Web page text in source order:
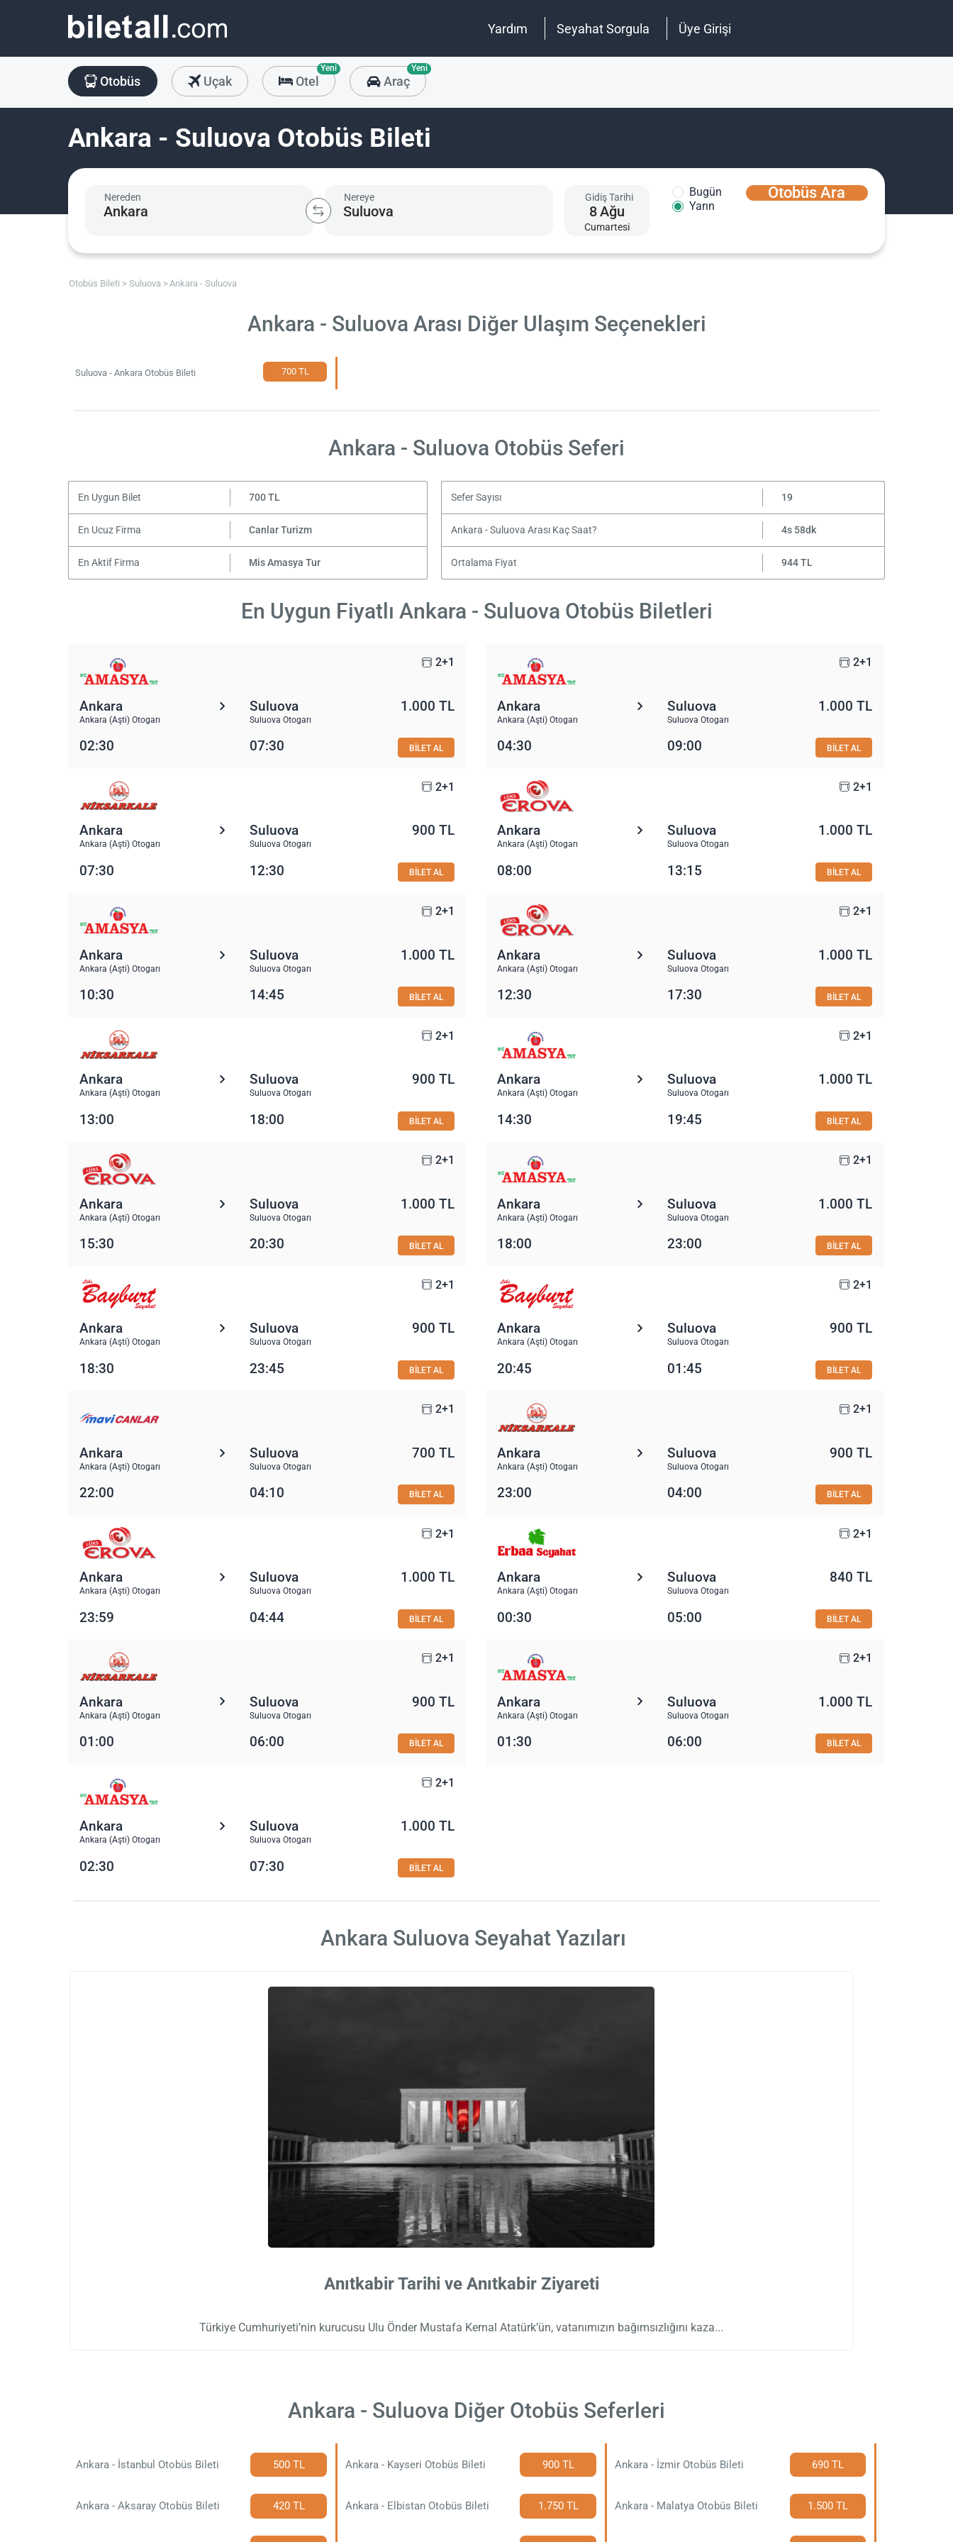
Yardım Seyahat Sorgula Üye Girişi
Otobüs Uçak Otel
Yeni
Araç
Yeni
Ankara - Suluova Otobüs Bileti
Nereden Nereye Gidiş Tarihi
8Ağu
Cumartesi
Bugün
Yarın
Otobüs Ara
Otobüs Bileti Suluova Ankara - Suluova
Ankara - Suluova Arası Diğer Ulaşım Seçenekleri
Suluova - Ankara Otobüs Bileti 700 TL
Ankara - Suluova Otobüs Seferi
En Uygun Bilet 700 TL Sefer Sayısı 19
En Ucuz Firma Canlar Turizm Ankara - Suluova Arası Kaç Saat? 4s 58dk
En Aktif Firma Mis Amasya Tur Ortalama Fiyat 944 TL
En Uygun Fiyatlı Ankara - Suluova Otobüs Biletleri
2+1
Ankara
Ankara (Aşti) Otogarı
Suluova
Suluova Otogarı
1.000 TL
02:30 07:30 BİLET AL
2+1
Ankara
Ankara (Aşti) Otogarı
Suluova
Suluova Otogarı
1.000 TL
04:30 09:00 BİLET AL
2+1
Ankara
Ankara (Aşti) Otogarı
Suluova
Suluova Otogarı
900 TL
07:30 12:30 BİLET AL
2+1
Ankara
Ankara (Aşti) Otogarı
Suluova
Suluova Otogarı
1.000 TL
08:00 13:15 BİLET AL
2+1
Ankara
Ankara (Aşti) Otogarı
Suluova
Suluova Otogarı
1.000 TL
10:30 14:45 BİLET AL
2+1
Ankara
Ankara (Aşti) Otogarı
Suluova
Suluova Otogarı
1.000 TL
12:30 17:30 BİLET AL
2+1
Ankara
Ankara (Aşti) Otogarı
Suluova
Suluova Otogarı
900 TL
13:00 18:00 BİLET AL
2+1
Ankara
Ankara (Aşti) Otogarı
Suluova
Suluova Otogarı
1.000 TL
14:30 19:45 BİLET AL
2+1
Ankara
Ankara (Aşti) Otogarı
Suluova
Suluova Otogarı
1.000 TL
15:30 20:30 BİLET AL
2+1
Ankara
Ankara (Aşti) Otogarı
Suluova
Suluova Otogarı
1.000 TL
18:00 23:00 BİLET AL
2+1
Ankara
Ankara (Aşti) Otogarı
Suluova
Suluova Otogarı
900 TL
18:30 23:45 BİLET AL
2+1
Ankara
Ankara (Aşti) Otogarı
Suluova
Suluova Otogarı
900 TL
20:45 01:45 BİLET AL
2+1
Ankara
Ankara (Aşti) Otogarı
Suluova
Suluova Otogarı
700 TL
22:00 04:10 BİLET AL
2+1
Ankara
Ankara (Aşti) Otogarı
Suluova
Suluova Otogarı
900 TL
23:00 04:00 BİLET AL
2+1
Ankara
Ankara (Aşti) Otogarı
Suluova
Suluova Otogarı
1.000 TL
23:59 04:44 BİLET AL
2+1
Ankara
Ankara (Aşti) Otogarı
Suluova
Suluova Otogarı
840 TL
00:30 05:00 BİLET AL
2+1
Ankara
Ankara (Aşti) Otogarı
Suluova
Suluova Otogarı
900 TL
01:00 06:00 BİLET AL
2+1
Ankara
Ankara (Aşti) Otogarı
Suluova
Suluova Otogarı
1.000 TL
01:30 06:00 BİLET AL
2+1
Ankara
Ankara (Aşti) Otogarı
Suluova
Suluova Otogarı
1.000 TL
02:30 07:30 BİLET AL
Ankara Suluova Seyahat Yazıları
Anıtkabir Tarihi ve Anıtkabir Ziyareti
Türkiye Cumhuriyeti’nin kurucusu Ulu Önder Mustafa Kemal Atatürk’ün, vatanımızın bağımsızlığını kaza
Ankara - Suluova Diğer Otobüs Seferleri
Ankara - İstanbul Otobüs Bileti 500 TL Ankara - Kayseri Otobüs Bileti 900 TL Ankara - İzmir Otobüs Bileti 690 TL
Ankara - Aksaray Otobüs Bileti 420 TL Ankara - Elbistan Otobüs Bileti 1.750 TL Ankara - Malatya Otobüs Bileti 1.500 TL